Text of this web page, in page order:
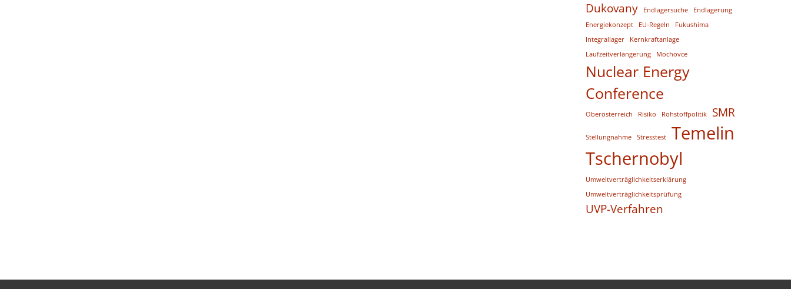
Dukovany Endlagersuche
Endlagerung
Energiekonzept
EU-Regeln
Fukushima
Integrallager
Kernkraftanlage
Laufzeitverlängerung
Mochovce
Nuclear Energy
Conference
Oberösterreich Risiko Rohstoffpolitik SMR
Stellungnahme Stresstest
Temelin
Tschernobyl
Umweltverträglichkeitserklärung
Umweltverträglichkeitsprüfung
UVP-Verfahren